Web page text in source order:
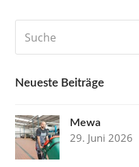
Neueste Beiträge
Mewa
29. Juni 2026